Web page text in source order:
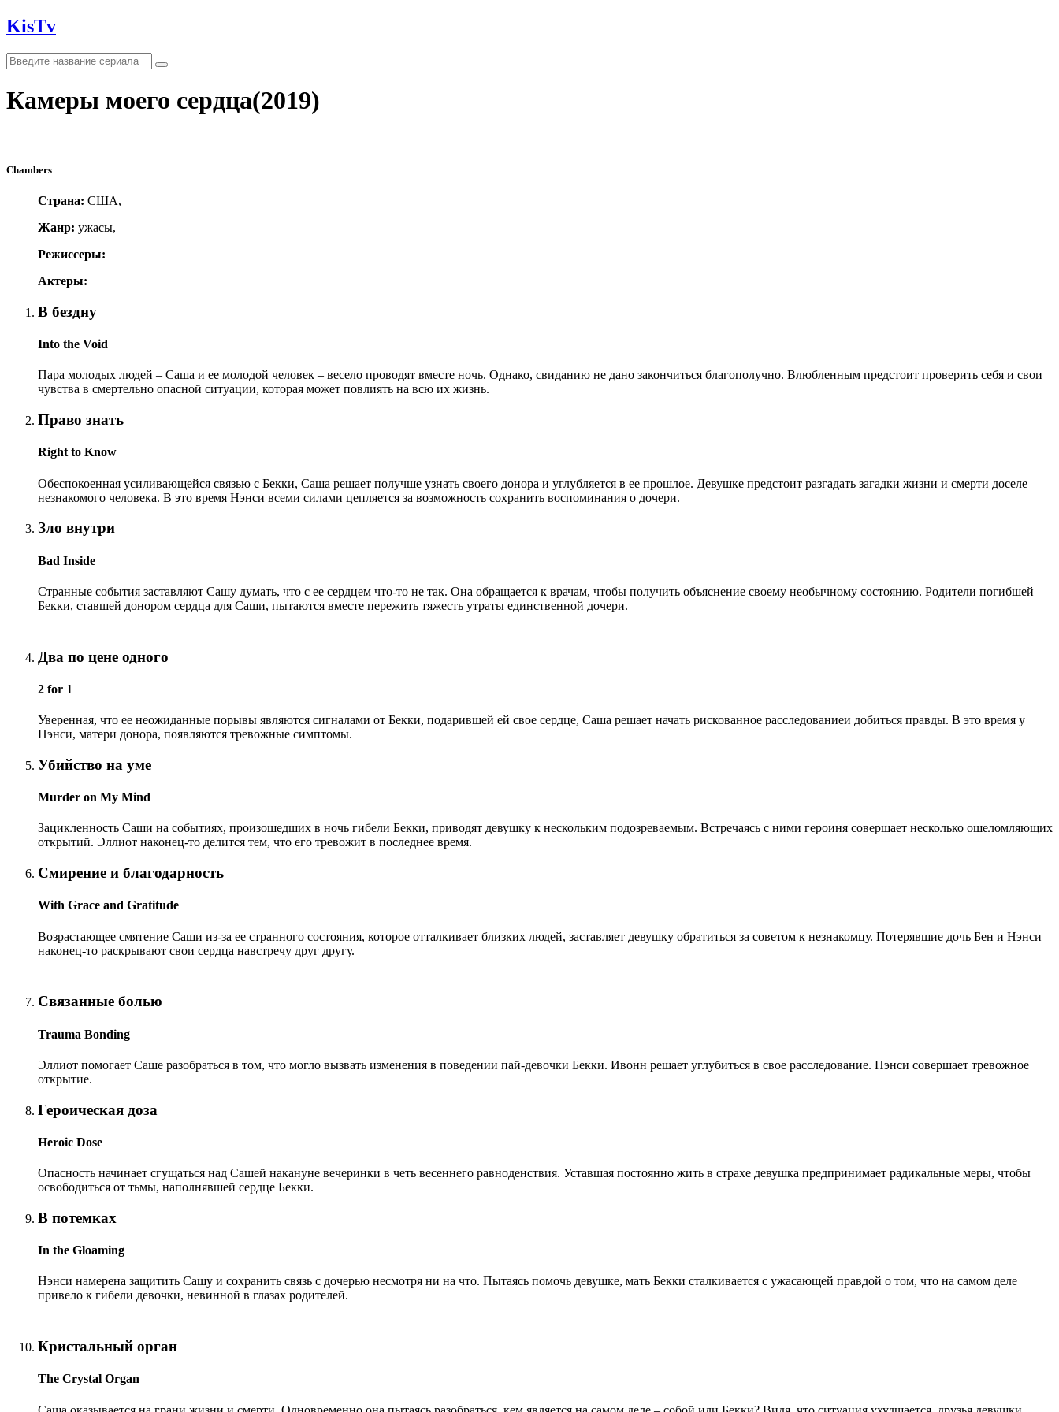
KisTv
Камеры моего сердца(2019)
Chambers
Страна: США,
Жанр: ужасы,
Режиссеры:
Актеры:
В бездну
Into the Void
Пара молодых людей – Саша и ее молодой человек – весело проводят вместе ночь. Однако, свиданию не дано закончиться благополучно. Влюбленным предстоит проверить себя и свои
чувства в смертельно опасной ситуации, которая может повлиять на всю их жизнь.
Право знать
Right to Know
Обеспокоенная усиливающейся связью с Бекки, Саша решает получше узнать своего донора и углубляется в ее прошлое. Девушке предстоит разгадать загадки жизни и смерти доселе
незнакомого человека. В это время Нэнси всеми силами цепляется за возможность сохранить воспоминания о дочери.
Зло внутри
Bad Inside
Странные события заставляют Сашу думать, что с ее сердцем что-то не так. Она обращается к врачам, чтобы получить объяснение своему необычному состоянию. Родители погибшей
Бекки, ставшей донором сердца для Саши, пытаются вместе пережить тяжесть утраты единственной дочери.
Два по цене одного
2 for 1
Уверенная, что ее неожиданные порывы являются сигналами от Бекки, подарившей ей свое сердце, Саша решает начать рискованное расследованиеи добиться правды. В это время у
Нэнси, матери донора, появляются тревожные симптомы.
Убийство на уме
Murder on My Mind
Зацикленность Саши на событиях, произошедших в ночь гибели Бекки, приводят девушку к нескольким подозреваемым. Встречаясь с ними героиня совершает несколько ошеломляющих
открытий. Эллиот наконец-то делится тем, что его тревожит в последнее время.
Смирение и благодарность
With Grace and Gratitude
Возрастающее смятение Саши из-за ее странного состояния, которое отталкивает близких людей, заставляет девушку обратиться за советом к незнакомцу. Потерявшие дочь Бен и Нэнси
наконец-то раскрывают свои сердца навстречу друг другу.
Связанные болью
Trauma Bonding
Эллиот помогает Саше разобраться в том, что могло вызвать изменения в поведении пай-девочки Бекки. Ивонн решает углубиться в свое расследование. Нэнси совершает тревожное
открытие.
Героическая доза
Heroic Dose
Опасность начинает сгущаться над Сашей накануне вечеринки в четь весеннего равноденствия. Уставшая постоянно жить в страхе девушка предпринимает радикальные меры, чтобы
освободиться от тьмы, наполнявшей сердце Бекки.
В потемках
In the Gloaming
Нэнси намерена защитить Сашу и сохранить связь с дочерью несмотря ни на что. Пытаясь помочь девушке, мать Бекки сталкивается с ужасающей правдой о том, что на самом деле
привело к гибели девочки, невинной в глазах родителей.
Кристальный орган
The Crystal Organ